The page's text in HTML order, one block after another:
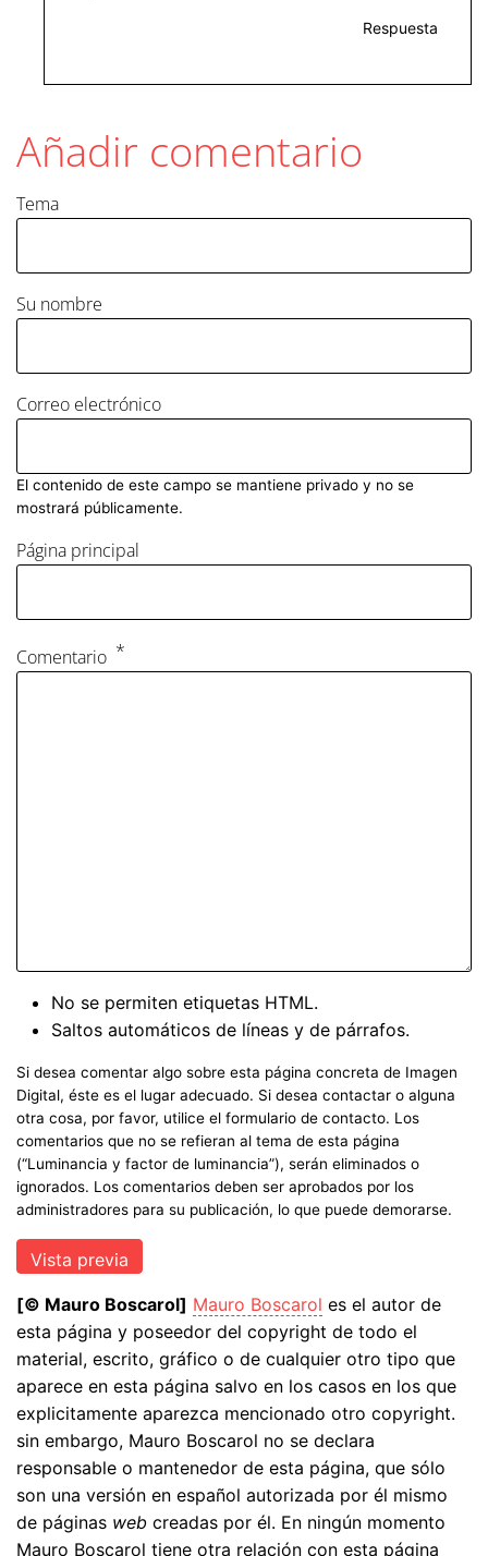
Respuesta
Añadir comentario
Tema
Su nombre
Correo electrónico
El contenido de este campo se mantiene privado y no se
mostrará públicamente.
Página principal
Comentario
No se permiten etiquetas HTML.
Saltos automáticos de líneas y de párrafos.
Si desea comentar algo sobre esta página concreta de Imagen
Digital, éste es el lugar adecuado. Si desea contactar o alguna
otra cosa, por favor, utilice el formulario de contacto. Los
comentarios que no se refieran al tema de esta página
(“Luminancia y factor de luminancia”), serán eliminados o
ignorados. Los comentarios deben ser aprobados por los
administradores para su publicación, lo que puede demorarse.
[© Mauro Boscarol] Mauro Boscarol es el autor de
esta página y poseedor del copyright de todo el
material, escrito, gráfico o de cualquier otro tipo que
aparece en esta página salvo en los casos en los que
explicitamente aparezca mencionado otro copyright.
sin embargo, Mauro Boscarol no se declara
responsable o mantenedor de esta página, que sólo
son una versión en español autorizada por él mismo
de páginas web creadas por él. En ningún momento
Mauro Boscarol tiene otra relación con esta página